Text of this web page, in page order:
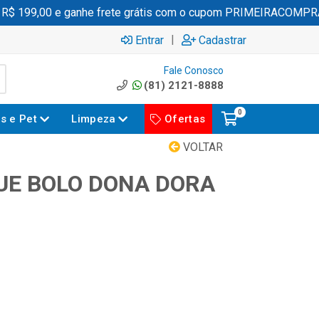
e ganhe frete grátis com o cupom PRIMEIRACOMPRA
Entrar | Cadastrar
Fale Conosco
(81) 2121-8888
e Pet Limpeza Ofertas
0
VOLTAR
BOLO DONA DORA